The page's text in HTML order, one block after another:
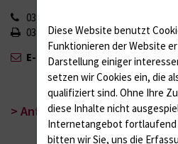
0381 494 5771
0381 494 5772
E-Mail
> Anfahrts-/Kartenansicht
Diese Website benutzt
Funktionieren der Website
Darstellung einiger
setzen wir Cookies ein, die
qualifiziert sind. Ohne Ihre
diese Inhalte nicht
Internetangebot fortlaufend
bitten wir Sie, uns die